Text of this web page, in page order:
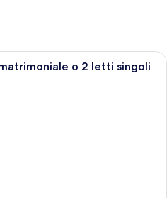
Una camera d'albergo con un letto,
o 2 letti singoli